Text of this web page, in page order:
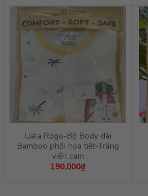
Uala Rogo-Bộ Body dài
Bamboo phối họa tiết-Trắng
viền cam
190,000₫